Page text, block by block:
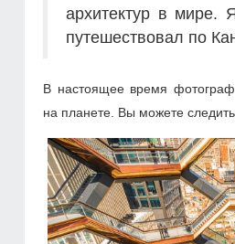
архитектур в мире.
путешествовал по
В настоящее время
на планете. Вы можете